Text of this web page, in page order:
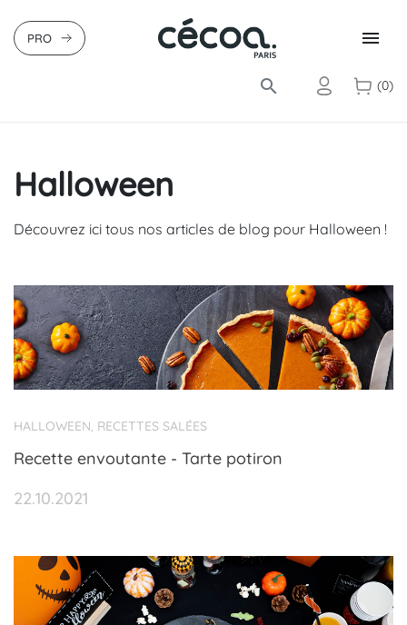

PRO
search (0)
Halloween
Découvrez ici tous nos articles de blog pour Halloween !
HALLOWEEN, RECETTES SALÉES
Recette envoutante - Tarte potiron
22.10.2021